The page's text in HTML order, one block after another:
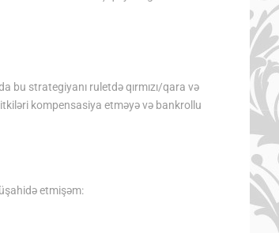
bu strategiyanı ruletdə qırmızı/qara və
kompensasiya etməyə və bankrollu
etmişəm: